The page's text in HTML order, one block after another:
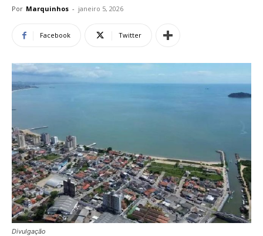
Por Marquinhos - janeiro 5, 2026
Facebook Twitter
Divulgação